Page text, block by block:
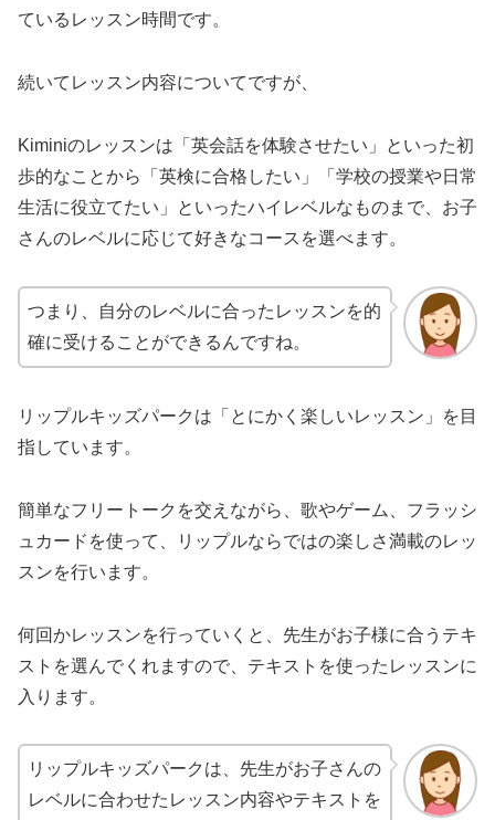
ているレッスン時間です。
続いてレッスン内容についてですが、
Kiminiのレッスンは「英会話を体験させたい」といった初
歩的なことから「英検に合格したい」「学校の授業や日常
生活に役立てたい」といったハイレベルなものまで、お子
さんのレベルに応じて好きなコースを選べます。
つまり、自分のレベルに合ったレッスンを的
確に受けることができるんですね。
リップルキッズパークは「とにかく楽しいレッスン」を目
指しています。
簡単なフリートークを交えながら、歌やゲーム、フラッシ
ュカードを使って、リップルならではの楽しさ満載のレッ
スンを行います。
何回かレッスンを行っていくと、先生がお子様に合うテキ
ストを選んでくれますので、テキストを使ったレッスンに
入ります。
リップルキッズパークは、先生がお子さんの
レベルに合わせたレッスン内容やテキストを